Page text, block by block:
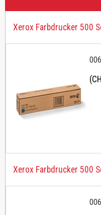
Xerox Farbdrucker 500
Xerox Farbdrucker 500